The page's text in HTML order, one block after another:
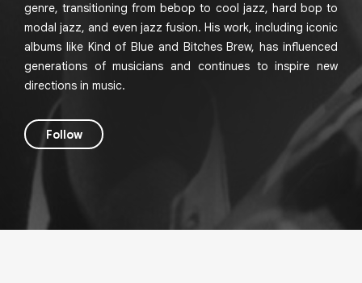
genre, transitioning from bebop to cool jazz, hard bop to
modal jazz, and even jazz fusion. His work, including iconic
albums like Kind of Blue and Bitches Brew, has influenced
generations of musicians and continues to inspire new
directions in music.
Follow